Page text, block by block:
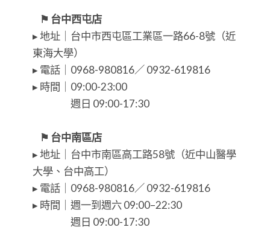
⠀⚑ 台中西屯店
▸ 地址｜台中市西屯區工業區一路66-8號（近
東海大學）
▸ 電話｜0968-980816／ 0932-619816
▸ 時間｜09:00-23:00
⠀⠀⠀⠀⠀ 週日 09:00-17:30
⠀⚑ 台中南區店
▸ 地址｜台中市南區高工路58號（近中山醫學
大學、台中高工）
▸ 電話｜0968-980816／ 0932-619816
▸ 時間｜週一到週六 09:00–22:30
⠀⠀⠀⠀⠀ 週日 09:00-17:30